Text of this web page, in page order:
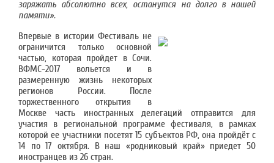
заряжать абсолютно всех, останутся на долго в нашей
памяти».
Впервые в истории Фестиваль не
ограничится только основной
частью, которая пройдет в Сочи.
ВФМС-2017 вольется и в
размеренную жизнь некоторых
регионов России. После
торжественного открытия в
Москве часть иностранных делегаций отправится для
участия в региональной программе фестиваля, в рамках
которой ее участники посетят 15 субъектов РФ, она пройдёт с
14 по 17 октября. В наш «родниковый край» приедет 50
иностранцев из 26 стран.